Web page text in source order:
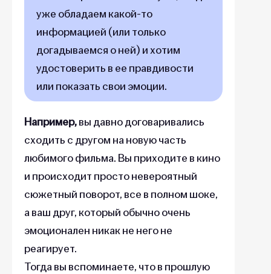
уже обладаем какой-то
информацией (или только
догадываемся о ней) и хотим
удостоверить в ее правдивости
или показать свои эмоции.
Например,вы давно договаривались
сходить с другом на новую часть
любимого фильма. Вы приходите в кино
и происходит просто невероятный
сюжетный поворот, все в полном шоке,
а ваш друг, который обычно очень
эмоционален никак не него не
реагирует.
Тогда вы вспоминаете, что в прошлую